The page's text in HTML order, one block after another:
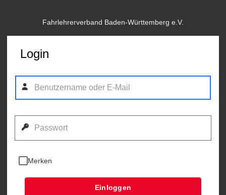
Fahrlehrerverband Baden-Württemberg e.V.
Login
Merken
Einloggen